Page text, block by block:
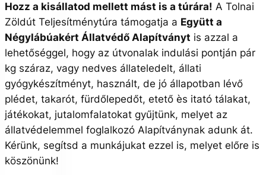
Hozz a kisállatod mellett mást is a túrára! A Tolnai
Zöldút Teljesítménytúra támogatja a Együtt a
Négylábúakért Állatvédő Alapítványt is azzal a
lehetőséggel, hogy az útvonalak indulási pontján pár
kg száraz, vagy nedves állateledelt, állati
gyógykészítményt, használt, de jó állapotban lévő
plédet, takarót, fürdőlepedőt, etető ès itató tálakat,
játékokat, jutalomfalatokat gyűjtünk, melyet az
állatvédelemmel foglalkozó Alapítványnak adunk át.
Kérünk, segítsd a munkájukat ezzel is, melyet előre is
köszönünk!